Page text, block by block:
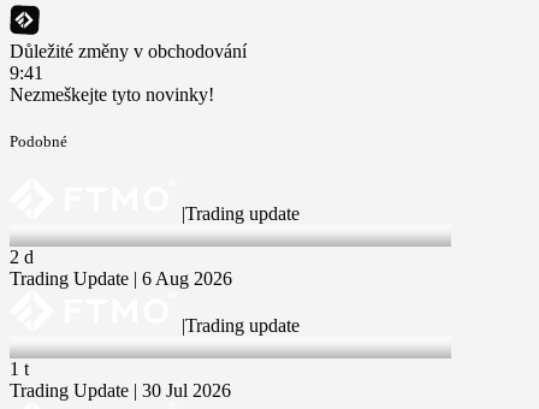
Důležité změny v obchodování
9:41
Nezmeškejte tyto novinky!
Podobné
Trading update
6 Aug 2026
2 d
Trading Update | 6 Aug 2026
Trading update
30 Jul 2026
1 t
Trading Update | 30 Jul 2026